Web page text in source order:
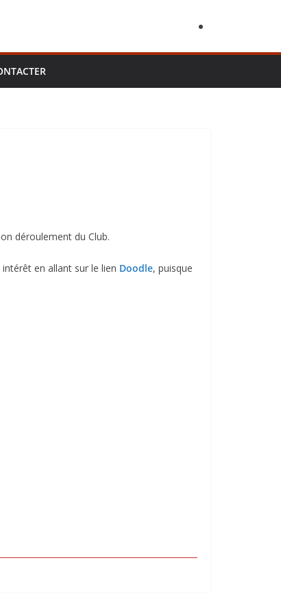
déroulement du Club.
en allant sur le lien Doodle, puisque